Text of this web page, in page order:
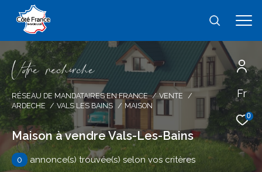
Fr
0
Vore recece
RÉSEAU DE MANDATAIRES EN FRANCE
VENTE
ARDECHE
VALS LES BAINS MAISON
Maison à vendre Vals-Les-Bains
0 annonce(s) trouvée(s) selon vos critères
Effectuer une recherche
et trouver le bien qui correspond à vos
critères
Type